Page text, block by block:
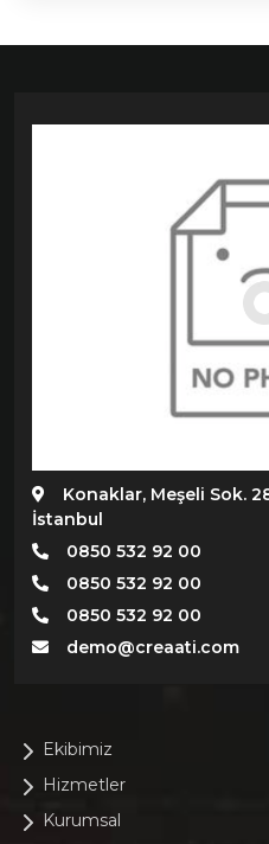
Konaklar, Meşeli Sok.
İstanbul
0850 532 92 00
0850 532 92 00
0850 532 92 00
demo@creaati.com
Ekibimiz
Hizmetler
Kurumsal